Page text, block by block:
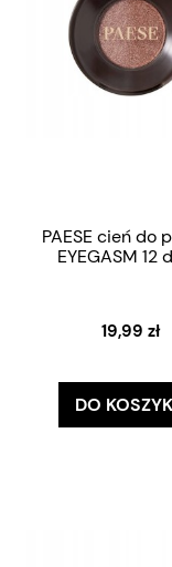
PAESE cień do
EYEGASM 12
19,99 zł
DO